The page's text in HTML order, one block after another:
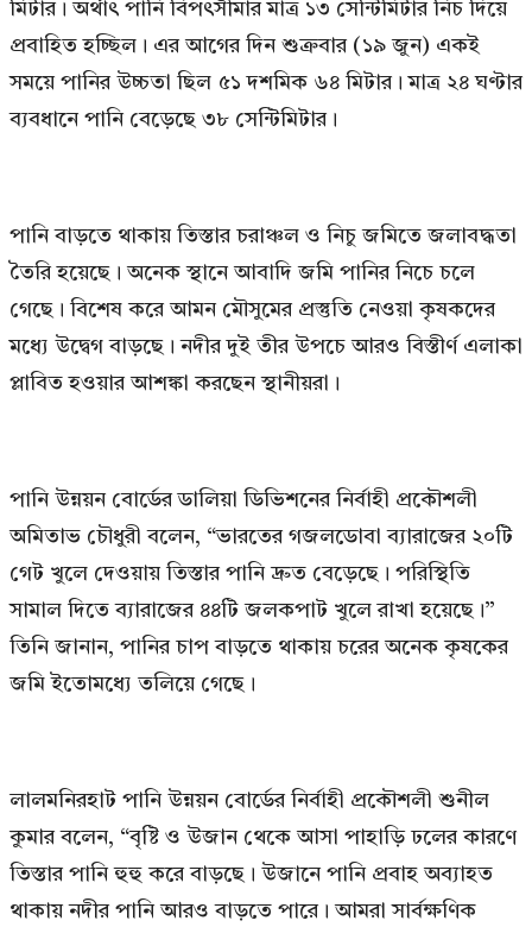
মিটার। অর্থাৎ পানি বিপৎসীমার মাত্র ১৩ সেন্টিমিটার নিচ দিয়ে
প্রবাহিত হচ্ছিল। এর আগের দিন শুক্রবার (১৯ জুন) একই
সময়ে পানির উচ্চতা ছিল ৫১ দশমিক ৬৪ মিটার। মাত্র ২৪ ঘণ্টার
ব্যবধানে পানি বেড়েছে ৩৮ সেন্টিমিটার।
পানি বাড়তে থাকায় তিস্তার চরাঞ্চল ও নিচু জমিতে জলাবদ্ধতা
তৈরি হয়েছে। অনেক স্থানে আবাদি জমি পানির নিচে চলে
গেছে। বিশেষ করে আমন মৌসুমের প্রস্তুতি নেওয়া কৃষকদের
মধ্যে উদ্বেগ বাড়ছে। নদীর দুই তীর উপচে আরও বিস্তীর্ণ এলাকা
প্লাবিত হওয়ার আশঙ্কা করছেন স্থানীয়রা।
পানি উন্নয়ন বোর্ডের ডালিয়া ডিভিশনের নির্বাহী প্রকৌশলী
অমিতাভ চৌধুরী বলেন, “ভারতের গজলডোবা ব্যারাজের ২০টি
গেট খুলে দেওয়ায় তিস্তার পানি দ্রুত বেড়েছে। পরিস্থিতি
সামাল দিতে ব্যারাজের ৪৪টি জলকপাট খুলে রাখা হয়েছে।”
তিনি জানান, পানির চাপ বাড়তে থাকায় চরের অনেক কৃষকের
জমি ইতোমধ্যে তলিয়ে গেছে।
লালমনিরহাট পানি উন্নয়ন বোর্ডের নির্বাহী প্রকৌশলী শুনীল
কুমার বলেন, “বৃষ্টি ও উজান থেকে আসা পাহাড়ি ঢলের কারণে
তিস্তার পানি হুহু করে বাড়ছে। উজানে পানি প্রবাহ অব্যাহত
থাকায় নদীর পানি আরও বাড়তে পারে। আমরা সার্বক্ষণিক